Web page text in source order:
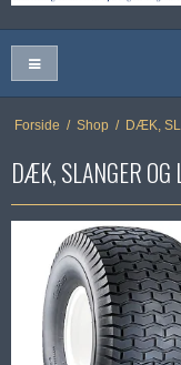
Forside / Shop / DÆK,
DÆK, SLANGER OG